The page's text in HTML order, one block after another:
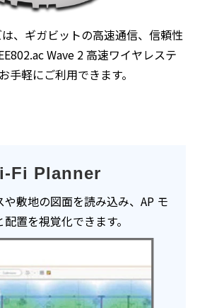
、ギガビットの高速通信、 信頼性
Wave 2 高速ワイヤレステ
手軽にご利用できます。
Fi Planner
敷地の図面を読み込み、AP モ
置を視覚化できます。